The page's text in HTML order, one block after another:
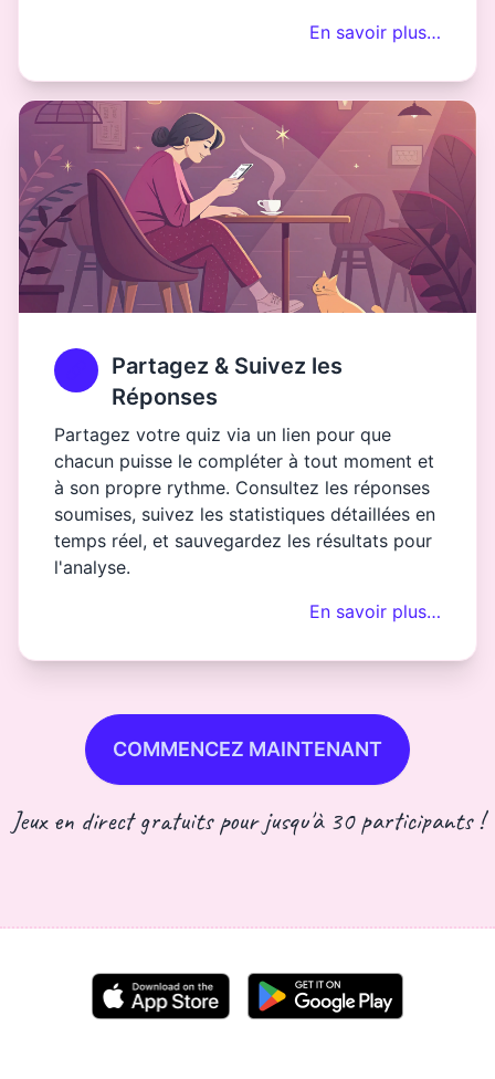
En savoir plus…
Partagez & Suivez les
Réponses
Partagez votre quiz via un lien pour que
chacun puisse le compléter à tout moment et
à son propre rythme. Consultez les réponses
soumises, suivez les statistiques détaillées en
temps réel, et sauvegardez les résultats pour
l'analyse.
En savoir plus…
COMMENCEZ MAINTENANT
Jeux en direct gratuits pour jusqu'à 30 participants !